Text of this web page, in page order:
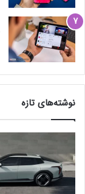
نوشته‌های تازه